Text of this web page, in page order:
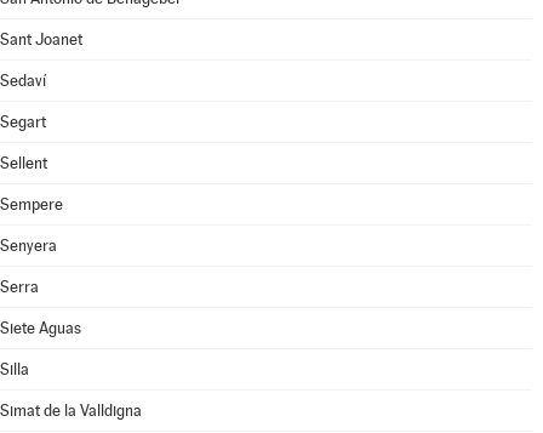
Sant Joanet
Sedaví
Segart
Sellent
Sempere
Senyera
Serra
Siete Aguas
Silla
Simat de la Valldigna